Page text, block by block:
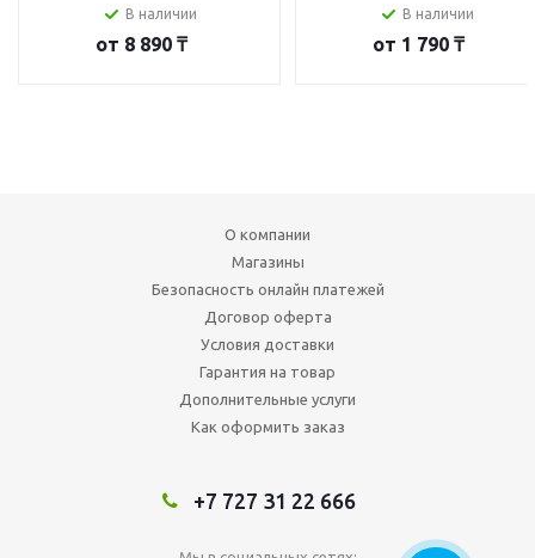
В наличии
от 8 890 ₸
В наличии
от 1 790 ₸
О компании
Магазины
Безопасность онлайн платежей
Договор оферта
Условия доставки
Гарантия на товар
Дополнительные услуги
Как оформить заказ
+7 727 31 22 666